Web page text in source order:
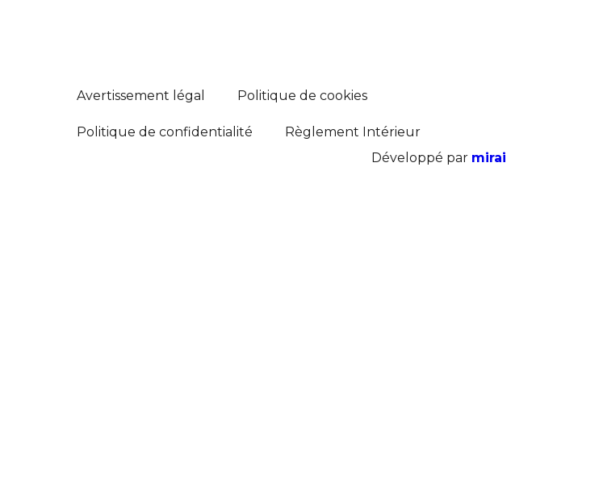
Avertissement légal Politique de cookies
Politique de confidentialité
Règlement Intérieur
Développé par mirai